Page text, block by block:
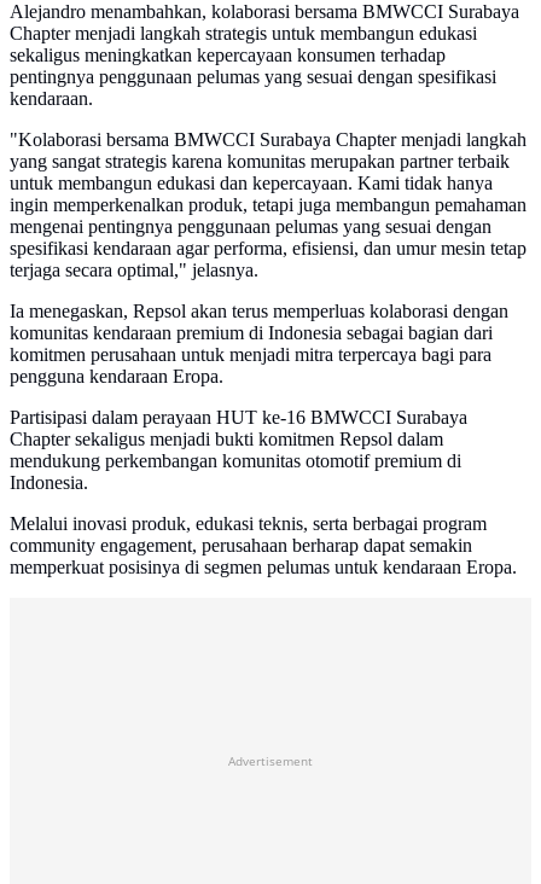
Alejandro menambahkan, kolaborasi bersama BMWCCI Surabaya
Chapter menjadi langkah strategis untuk membangun edukasi
sekaligus meningkatkan kepercayaan konsumen terhadap
pentingnya penggunaan pelumas yang sesuai dengan spesifikasi
kendaraan.
"Kolaborasi bersama BMWCCI Surabaya Chapter menjadi langkah
yang sangat strategis karena komunitas merupakan partner terbaik
untuk membangun edukasi dan kepercayaan. Kami tidak hanya
ingin memperkenalkan produk, tetapi juga membangun pemahaman
mengenai pentingnya penggunaan pelumas yang sesuai dengan
spesifikasi kendaraan agar performa, efisiensi, dan umur mesin tetap
terjaga secara optimal," jelasnya.
Ia menegaskan, Repsol akan terus memperluas kolaborasi dengan
komunitas kendaraan premium di Indonesia sebagai bagian dari
komitmen perusahaan untuk menjadi mitra terpercaya bagi para
pengguna kendaraan Eropa.
Partisipasi dalam perayaan HUT ke-16 BMWCCI Surabaya
Chapter sekaligus menjadi bukti komitmen Repsol dalam
mendukung perkembangan komunitas otomotif premium di
Indonesia.
Melalui inovasi produk, edukasi teknis, serta berbagai program
community engagement, perusahaan berharap dapat semakin
memperkuat posisinya di segmen pelumas untuk kendaraan Eropa.
Advertisement